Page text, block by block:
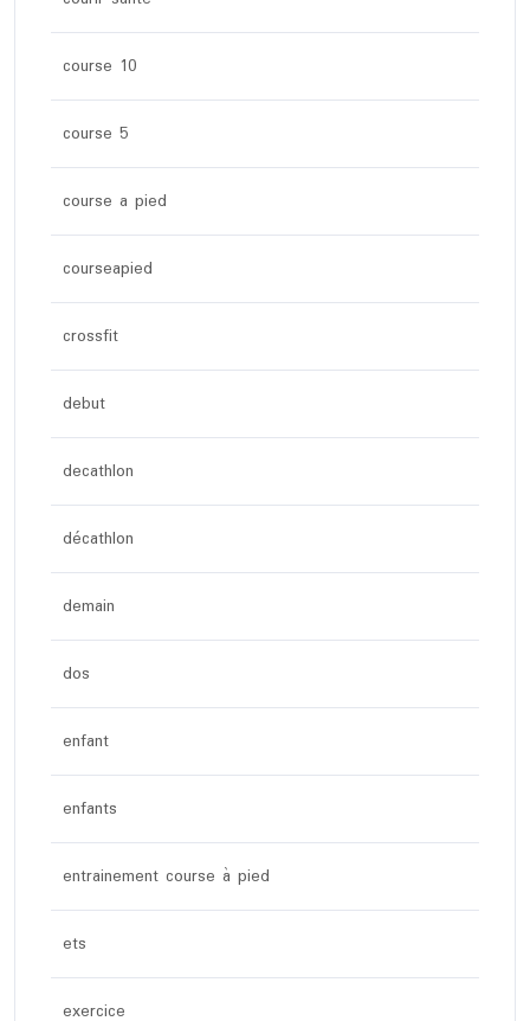
course 10
course 5
course a pied
courseapied
crossfit
debut
decathlon
décathlon
demain
dos
enfant
enfants
entrainement course à pied
ets
exercice